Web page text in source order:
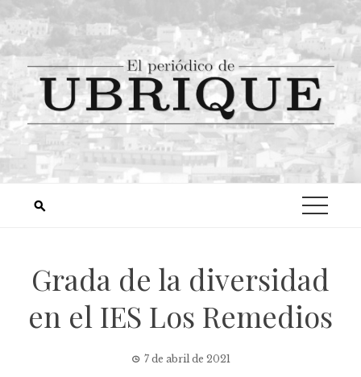
Grada de la diversidad
en el IES Los Remedios
7 de abril de 2021